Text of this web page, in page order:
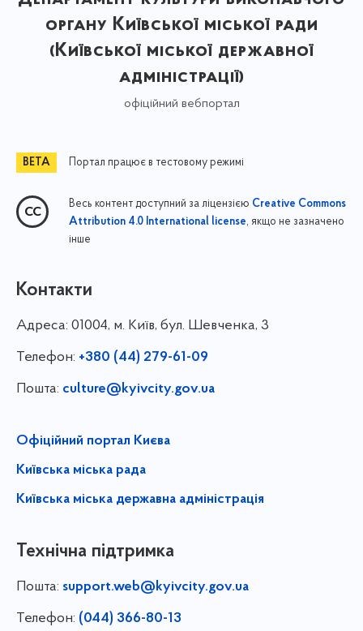
органу Київської міської ради
(Київської міської державної
адміністрації)
офіційний вебпортал
Портал працює в тестовому режимі
Весь контент доступний за ліцензією Creative Commons
Attribution 4.0 International license, якщо не зазначено
інше
Контакти
Адреса: 01004, м. Київ, бул. Шевченка, 3
Телефон: +380 (44) 279-61-09
Пошта: culture@kyivcity.gov.ua
Офіційний портал Києва
Київська міська рада
Київська міська державна адміністрація
Технічна підтримка
Пошта: support.web@kyivcity.gov.ua
Телефон: (044) 366-80-13